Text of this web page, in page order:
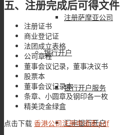
注册萨摩亚公司
银行开户
银行开户服务
汇丰银行开户
五、注册完成后可得文件
注册证书
商业登记证
法团成立表格
公司章程
董事会议记录，董事决议书
股票本
董事会议记录本
条章、小圆章及钢印各一枚
精美烫金绿盒
点击下载 香港公司注册申请表.pdf